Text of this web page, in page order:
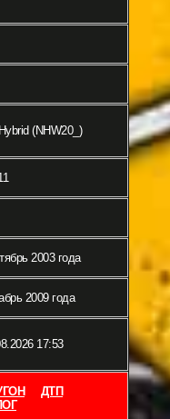
(NHW20_)
2003 года
2009 года
17:53
ДТП